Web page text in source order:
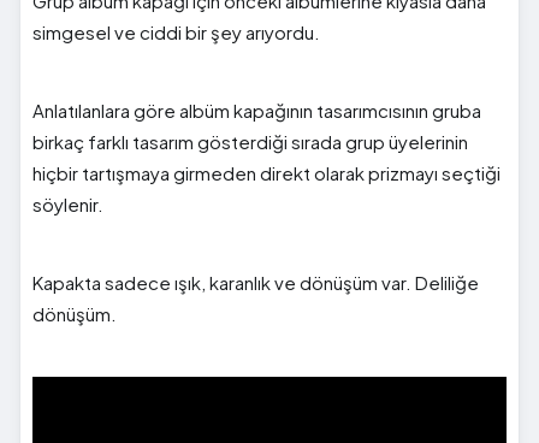
simgesel ve ciddi bir şey arıyordu.
Anlatılanlara göre albüm kapağının tasarımcısının gruba
birkaç farklı tasarım gösterdiği sırada grup üyelerinin
hiçbir tartışmaya girmeden direkt olarak prizmayı seçtiği
söylenir.
Kapakta sadece ışık, karanlık ve dönüşüm var. Deliliğe
dönüşüm.